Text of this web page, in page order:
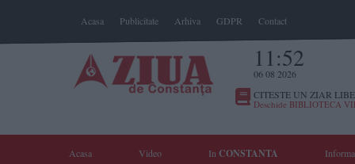
Acasa Publicitate Arhiva GDPR Contact
11:52
06 08 2026
CITESTE UN ZIAR
Deschide BIBLIOTECA
Acasa Video In CONSTANTA